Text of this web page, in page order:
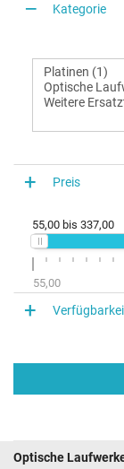
Kategorie
Preis
55,00 bis 337,00
55,00
Optische